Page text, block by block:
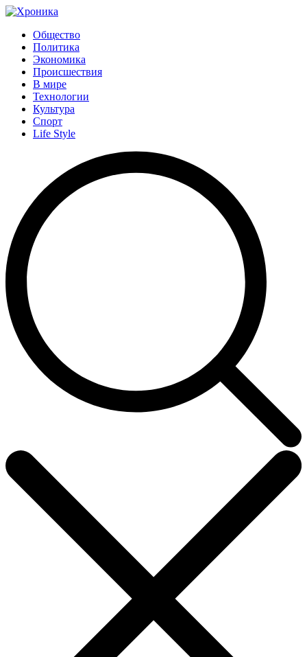
Общество
Политика
Экономика
Происшествия
В мире
Технологии
Культура
Спорт
Life Style